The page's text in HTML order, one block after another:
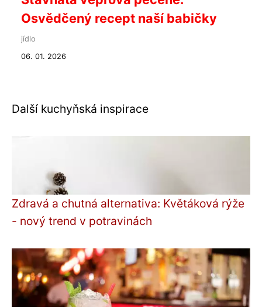
Osvědčený recept naší babičky
jídlo
06. 01. 2026
Další kuchyňská inspirace
Zdravá a chutná alternativa: Květáková rýže
- nový trend v potravinách